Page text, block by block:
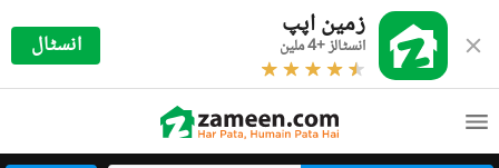
زمین اپپ
انسٹالز +4 ملین انسٹال